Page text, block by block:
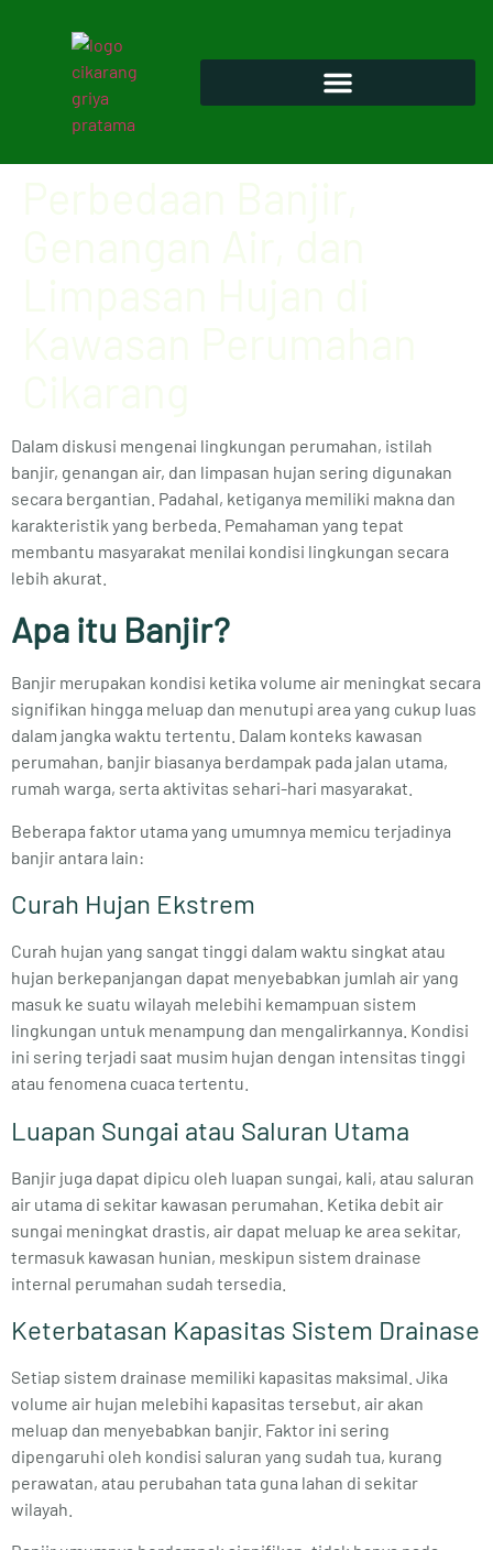
Dalam diskusi mengenai lingkungan perumahan, istilah
banjir, genangan air, dan limpasan hujan sering digunakan
secara bergantian. Padahal, ketiganya memiliki makna dan
karakteristik yang berbeda. Pemahaman yang tepat
membantu masyarakat menilai kondisi lingkungan secara
lebih akurat.
Apa itu Banjir?
Banjir merupakan kondisi ketika volume air meningkat secara
signifikan hingga meluap dan menutupi area yang cukup luas
dalam jangka waktu tertentu. Dalam konteks kawasan
perumahan, banjir biasanya berdampak pada jalan utama,
rumah warga, serta aktivitas sehari-hari masyarakat.
Beberapa faktor utama yang umumnya memicu terjadinya
banjir antara lain:
Curah Hujan Ekstrem
Curah hujan yang sangat tinggi dalam waktu singkat atau
hujan berkepanjangan dapat menyebabkan jumlah air yang
masuk ke suatu wilayah melebihi kemampuan sistem
lingkungan untuk menampung dan mengalirkannya. Kondisi
ini sering terjadi saat musim hujan dengan intensitas tinggi
atau fenomena cuaca tertentu.
Luapan Sungai atau Saluran Utama
Banjir juga dapat dipicu oleh luapan sungai, kali, atau saluran
air utama di sekitar kawasan perumahan. Ketika debit air
sungai meningkat drastis, air dapat meluap ke area sekitar,
termasuk kawasan hunian, meskipun sistem drainase
internal perumahan sudah tersedia.
Keterbatasan Kapasitas Sistem Drainase
Setiap sistem drainase memiliki kapasitas maksimal. Jika
volume air hujan melebihi kapasitas tersebut, air akan
meluap dan menyebabkan banjir. Faktor ini sering
dipengaruhi oleh kondisi saluran yang sudah tua, kurang
perawatan, atau perubahan tata guna lahan di sekitar
wilayah.